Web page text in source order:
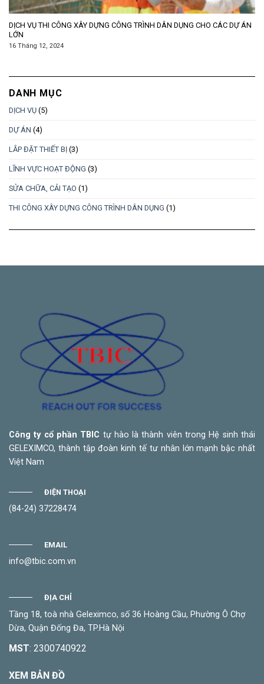
DỊCH VỤ THI CÔNG XÂY DỰNG CÔNG TRÌNH DÂN DỤNG CHO CÁC DỰ ÁN
LỚN
16 Tháng 12, 2024
DANH MỤC
DỊCH VỤ (5)
DỰ ÁN (4)
LẮP ĐẶT THIẾT BỊ (3)
LĨNH VỰC HOẠT ĐỘNG (3)
SỬA CHỮA, CẢI TẠO (1)
THI CÔNG XÂY DỰNG CÔNG TRÌNH DÂN DỤNG (1)
Công ty cổ phần TBIC tự hào là thành viên trong Hệ sinh thái
GELEXIMCO, thành tập đoàn kinh tế tư nhân lớn mạnh bậc nhất
Việt Nam
ĐIỆN THOẠI
(84-24) 37228474
EMAIL
info@tbic.com.vn
ĐỊA CHỈ
Tầng 18, toà nhà Geleximco, số 36 Hoàng Cầu, Phường Ô Chợ
Dừa, Quận Đống Đa, TP.Hà Nội
MST: 2300740922
XEM BẢN ĐỒ